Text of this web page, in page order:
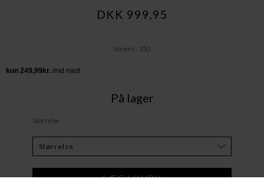
DKK 999,95
Varenr.: 150
På lager
Størrelse